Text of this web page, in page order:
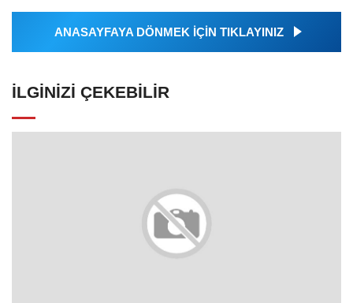
ANASAYFAYA DÖNMEK İÇİN TIKLAYINIZ
İLGINIZI ÇEKEBILIR